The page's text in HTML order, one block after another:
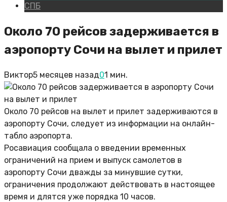
СПБ
Около 70 рейсов задерживается в
аэропорту Сочи на вылет и прилет
Виктор5 месяцев назад01 мин.
Около 70 рейсов на вылет и прилет задерживаются в
аэропорту Сочи, следует из информации на онлайн-
табло аэропорта.
Росавиация сообщала о введении временных
ограничений на прием и выпуск самолетов в
аэропорту Сочи дважды за минувшие сутки,
ограничения продолжают действовать в настоящее
время и длятся уже порядка 10 часов.